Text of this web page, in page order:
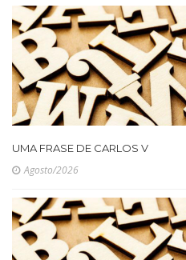
UMA FRASE DE CARLOS V
Agosto/2026